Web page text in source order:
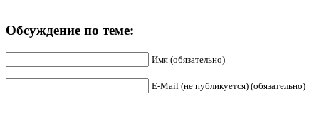
Обсуждение по теме:
Имя (обязательно)
E-Mail (не публикуется) (обязательно)